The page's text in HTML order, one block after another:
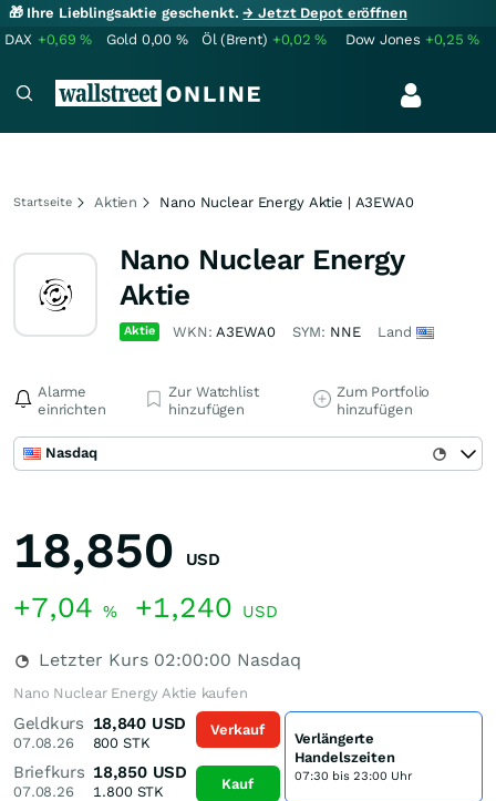
🎁 Ihre Lieblingsaktie geschenkt.→ Jetzt Depot eröffnen
DAX +0,69% Gold 0,00 % Öl (Brent) +0,02% Dow Jones +0,25%
Startseite Aktien Nano Nuclear Energy Aktie | A3EWA0
Nano Nuclear Energy
Aktie
Aktie WKN:A3EWA0 SYM: NNE Land
Alarme
einrichten
Zur Watchlist
hinzufügen
Zum Portfolio
hinzufügen
Nasdaq
18,850 USD
+7,04 % +1,240 USD
Letzter Kurs 02:00:00 Nasdaq
Nano Nuclear Energy Aktie kaufen
Geldkurs
07.08.26
18,840 USD
800 STK
Briefkurs
07.08.26
18,850 USD
1.800STK
Verkauf
Kauf
Verlängerte
Handelszeiten
07:30 bis 23:00 Uhr